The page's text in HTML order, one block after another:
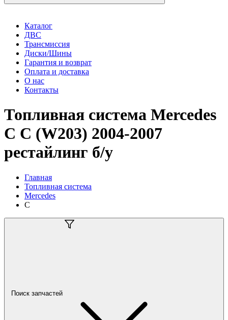
Каталог
ДВС
Трансмиссия
Диски/Шины
Гарантия и возврат
Оплата и доставка
О нас
Контакты
Топливная система Mercedes
C C (W203) 2004-2007
рестайлинг б/у
Главная
Топливная система
Mercedes
C
Поиск запчастей